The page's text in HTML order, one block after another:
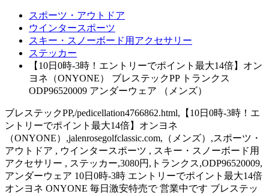
スポーツ・アウトドア
ウインタースポーツ
スキー・スノーボード用アクセサリー
ステッカー
【10日0時-3時！エントリーでポイント最大14倍】オン
ヨネ（ONYONE） ブレステックPP トランクス
ODP96520009 アンダーウェア （メンズ）
ブレステックPP,/pedicellation4766862.html,【10日0時-3時！エ
ントリーでポイント最大14倍】オンヨネ
（ONYONE）,jalenrosegolfclassic.com,（メンズ）,スポーツ・
アウトドア , ウインタースポーツ , スキー・スノーボード用
アクセサリー , ステッカー,3080円,トランクス,ODP96520009,
アンダーウェア 10日0時-3時 エントリーでポイント最大14倍
オンヨネ ONYONE 毎日激安特売で 営業中です ブレステッ